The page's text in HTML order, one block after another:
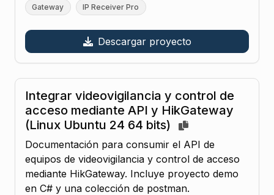
Gateway IP Receiver Pro
Descargar proyecto
Integrar videovigilancia y control de
acceso mediante API y HikGateway
(Linux Ubuntu 24 64 bits)
Documentación para consumir el API de
equipos de videovigilancia y control de acceso
mediante HikGateway. Incluye proyecto demo
en C# y una colección de postman.